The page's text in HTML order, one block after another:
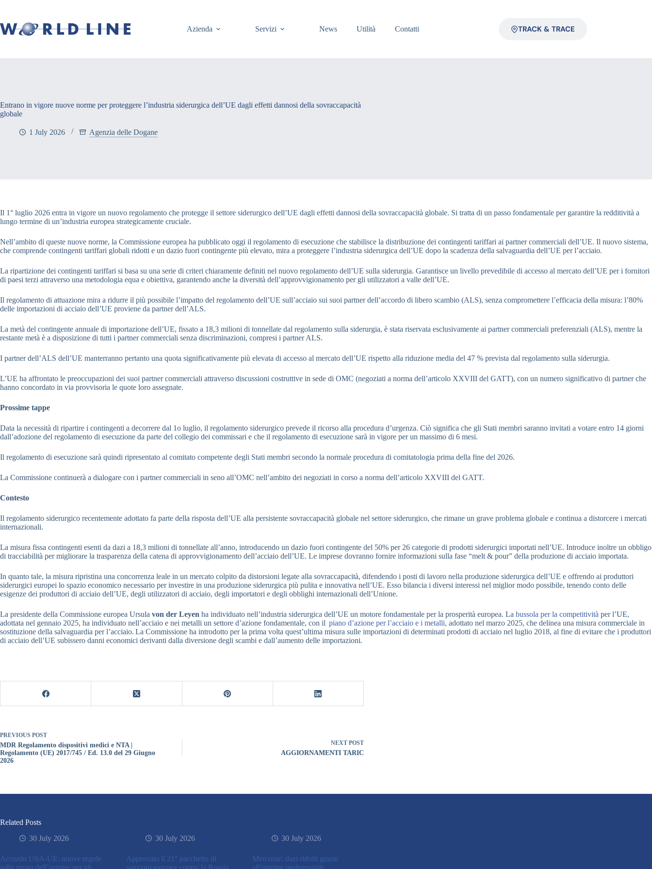
Azienda Servizi News Utilità Contatti TRACK & TRACE
Entrano in vigore nuove norme per proteggere l’industria siderurgica dell’UE dagli effetti dannosi della sovraccapacità
globale
1 July 2026 Agenzia delle Dogane
Il 1° luglio 2026 entra in vigore un nuovo regolamento che protegge il settore siderurgico dell’UE dagli effetti dannosi della sovraccapacità globale. Si tratta di un passo fondamentale per garantire la redditività a
lungo termine di un’industria europea strategicamente cruciale.
Nell’ambito di queste nuove norme, la Commissione europea ha pubblicato oggi il regolamento di esecuzione che stabilisce la distribuzione dei contingenti tariffari ai partner commerciali dell’UE. Il nuovo sistema,
che comprende contingenti tariffari globali ridotti e un dazio fuori contingente più elevato, mira a proteggere l’industria siderurgica dell’UE dopo la scadenza della salvaguardia dell’UE per l’acciaio.
La ripartizione dei contingenti tariffari si basa su una serie di criteri chiaramente definiti nel nuovo regolamento dell’UE sulla siderurgia. Garantisce un livello prevedibile di accesso al mercato dell’UE per i fornitori
di paesi terzi attraverso una metodologia equa e obiettiva, garantendo anche la diversità dell’approvvigionamento per gli utilizzatori a valle dell’UE.
Il regolamento di attuazione mira a ridurre il più possibile l’impatto del regolamento dell’UE sull’acciaio sui suoi partner dell’accordo di libero scambio (ALS), senza compromettere l’efficacia della misura: l’80%
delle importazioni di acciaio dell’UE proviene da partner dell’ALS.
La metà del contingente annuale di importazione dell’UE, fissato a 18,3 milioni di tonnellate dal regolamento sulla siderurgia, è stata riservata esclusivamente ai partner commerciali preferenziali (ALS), mentre la
restante metà è a disposizione di tutti i partner commerciali senza discriminazioni, compresi i partner ALS.
I partner dell’ALS dell’UE manterranno pertanto una quota significativamente più elevata di accesso al mercato dell’UE rispetto alla riduzione media del 47 % prevista dal regolamento sulla siderurgia.
L’UE ha affrontato le preoccupazioni dei suoi partner commerciali attraverso discussioni costruttive in sede di OMC (negoziati a norma dell’articolo XXVIII del GATT), con un numero significativo di partner che
hanno concordato in via provvisoria le quote loro assegnate.
Prossime tappe
Data la necessità di ripartire i contingenti a decorrere dal 1o luglio, il regolamento siderurgico prevede il ricorso alla procedura d’urgenza. Ciò significa che gli Stati membri saranno invitati a votare entro 14 giorni
dall’adozione del regolamento di esecuzione da parte del collegio dei commissari e che il regolamento di esecuzione sarà in vigore per un massimo di 6 mesi.
Il regolamento di esecuzione sarà quindi ripresentato al comitato competente degli Stati membri secondo la normale procedura di comitatologia prima della fine del 2026.
La Commissione continuerà a dialogare con i partner commerciali in seno all’OMC nell’ambito dei negoziati in corso a norma dell’articolo XXVIII del GATT.
Contesto
Il regolamento siderurgico recentemente adottato fa parte della risposta dell’UE alla persistente sovraccapacità globale nel settore siderurgico, che rimane un grave problema globale e continua a distorcere i mercati
internazionali.
La misura fissa contingenti esenti da dazi a 18,3 milioni di tonnellate all’anno, introducendo un dazio fuori contingente del 50% per 26 categorie di prodotti siderurgici importati nell’UE. Introduce inoltre un obbligo
di tracciabilità per migliorare la trasparenza della catena di approvvigionamento dell’acciaio dell’UE. Le imprese dovranno fornire informazioni sulla fase “melt & pour” della produzione di acciaio importata.
In quanto tale, la misura ripristina una concorrenza leale in un mercato colpito da distorsioni legate alla sovraccapacità, difendendo i posti di lavoro nella produzione siderurgica dell’UE e offrendo ai produttori
siderurgici europei lo spazio economico necessario per investire in una produzione siderurgica più pulita e innovativa nell’UE. Esso bilancia i diversi interessi nel miglior modo possibile, tenendo conto delle
esigenze dei produttori di acciaio dell’UE, degli utilizzatori di acciaio, degli importatori e degli obblighi internazionali dell’Unione.
La presidente della Commissione europea Ursula von der Leyen ha individuato nell’industria siderurgica dell’UE un motore fondamentale per la prosperità europea. La bussola per la competitività per l’UE,
adottata nel gennaio 2025, ha individuato nell’acciaio e nei metalli un settore d’azione fondamentale, con il piano d’azione per l’acciaio e i metalli, adottato nel marzo 2025, che delinea una misura commerciale in
sostituzione della salvaguardia per l’acciaio. La Commissione ha introdotto per la prima volta quest’ultima misura sulle importazioni di determinati prodotti di acciaio nel luglio 2018, al fine di evitare che i produttori
di acciaio dell’UE subissero danni economici derivanti dalla diversione degli scambi e dall’aumento delle importazioni.
PREVIOUS POST
MDR Regolamento dispositivi medici e NTA |
Regolamento (UE) 2017/745 / Ed. 13.0 del 29 Giugno
2026
NEXT POST
AGGIORNAMENTI TARIC
Related Posts
30 July 2026
Accordo USA-UE: nuove regole
sulla prova dell’origine per gli
30 July 2026
Approvato il 21° pacchetto di
sanzioni europee contro la Russia
30 July 2026
Mercosur: dazi ridotti grazie
all’origine preferenziale